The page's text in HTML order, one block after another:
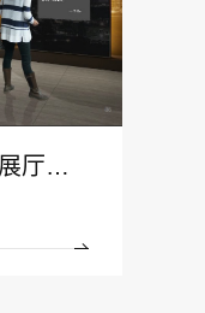
清远廉政警示教育基地多媒体展厅设计